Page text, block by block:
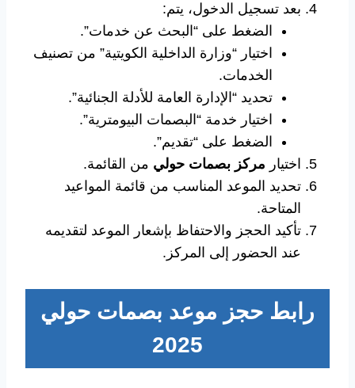
بعد تسجيل الدخول، يتم:
الضغط على “البحث عن خدمات”.
اختيار “وزارة الداخلية الكويتية” من تصنيف
الخدمات.
تحديد “الإدارة العامة للأدلة الجنائية”.
اختيار خدمة “البصمات البيومترية”.
الضغط على “تقديم”.
اختيار مركز بصمات حولي من القائمة.
تحديد الموعد المناسب من قائمة المواعيد
المتاحة.
تأكيد الحجز والاحتفاظ بإشعار الموعد لتقديمه
عند الحضور إلى المركز.
رابط حجز موعد بصمات حولي
2025